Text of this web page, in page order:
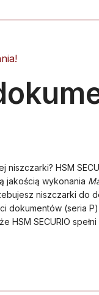
niszczarki? HSM
jakością wykonania
niszczarki do
dokumentów (seria
HSM SECURIO